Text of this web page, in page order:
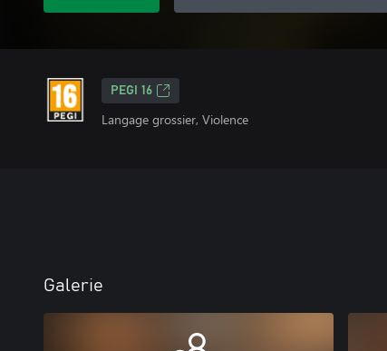
PEGI 16
Langage grossier, Violence
Galerie